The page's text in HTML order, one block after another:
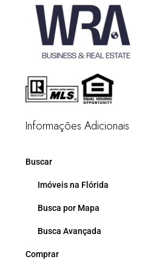
Informações Adicionais
Buscar
Imóveis na Flórida
Busca por Mapa
Busca Avançada
Comprar